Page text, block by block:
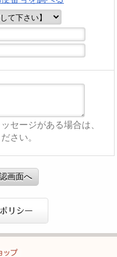
セージがある場合は、
さい。
画面へ